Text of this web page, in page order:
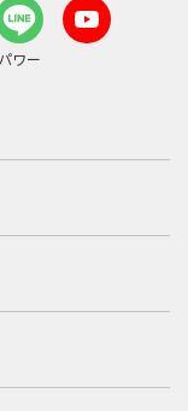
パワー